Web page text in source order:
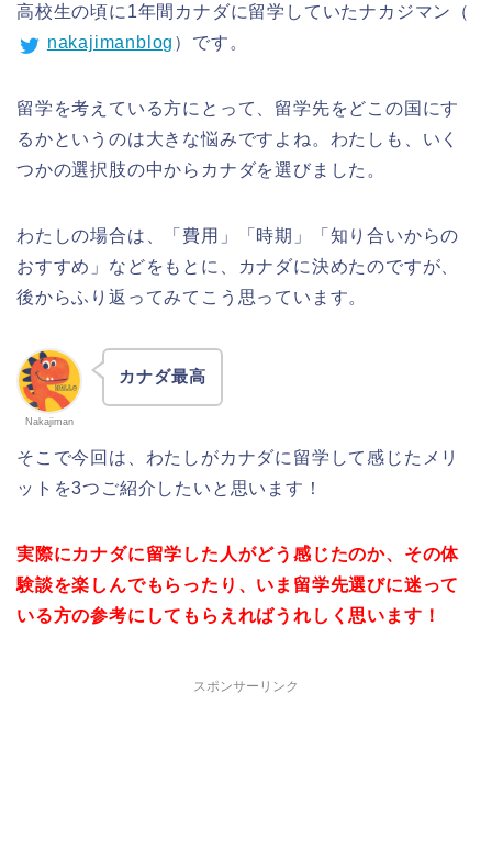
高校生の頃に1年間カナダに留学していたナカジマン（
nakajimanblog ）です。
留学を考えている方にとって、留学先をどこの国にす
るかというのは大きな悩みですよね。わたしも、いく
つかの選択肢の中からカナダを選びました。
わたしの場合は、「費用」「時期」「知り合いからの
おすすめ」などをもとに、カナダに決めたのですが、
後からふり返ってみてこう思っています。
Nakajiman
カナダ最高
そこで今回は、わたしがカナダに留学して感じたメリ
ットを3つご紹介したいと思います！
実際にカナダに留学した人がどう感じたのか、その体
験談を楽しんでもらったり、いま留学先選びに迷って
いる方の参考にしてもらえればうれしく思います！
スポンサーリンク